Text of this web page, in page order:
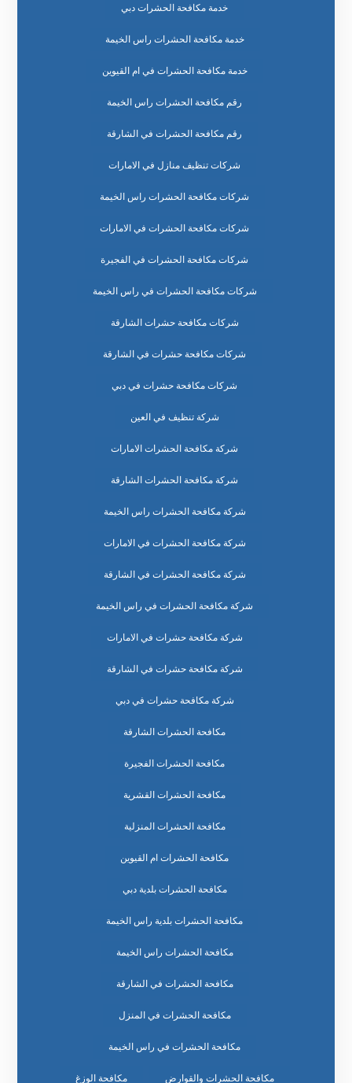
خدمة مكافحة الحشرات دبي
خدمة مكافحة الحشرات راس الخيمة
خدمة مكافحة الحشرات في ام القيوين
رقم مكافحة الحشرات راس الخيمة
رقم مكافحة الحشرات في الشارقة
شركات تنظيف منازل في الامارات
شركات مكافحة الحشرات راس الخيمة
شركات مكافحة الحشرات في الامارات
شركات مكافحة الحشرات في الفجيرة
شركات مكافحة الحشرات في راس الخيمة
شركات مكافحة حشرات الشارقة
شركات مكافحة حشرات في الشارقة
شركات مكافحة حشرات في دبي
شركة تنظيف في العين
شركة مكافحة الحشرات الامارات
شركة مكافحة الحشرات الشارقة
شركة مكافحة الحشرات راس الخيمة
شركة مكافحة الحشرات في الامارات
شركة مكافحة الحشرات في الشارقة
شركة مكافحة الحشرات في راس الخيمة
شركة مكافحة حشرات في الامارات
شركة مكافحة حشرات في الشارقة
شركة مكافحة حشرات في دبي
مكافحة الحشرات الشارقة
مكافحة الحشرات الفجيرة
مكافحة الحشرات القشرية
مكافحة الحشرات المنزلية
مكافحة الحشرات ام القيوين
مكافحة الحشرات بلدية دبي
مكافحة الحشرات بلدية راس الخيمة
مكافحة الحشرات راس الخيمة
مكافحة الحشرات في الشارقة
مكافحة الحشرات في المنزل
مكافحة الحشرات في راس الخيمة
مكافحة الحشرات والقوارض مكافحة الوزغ